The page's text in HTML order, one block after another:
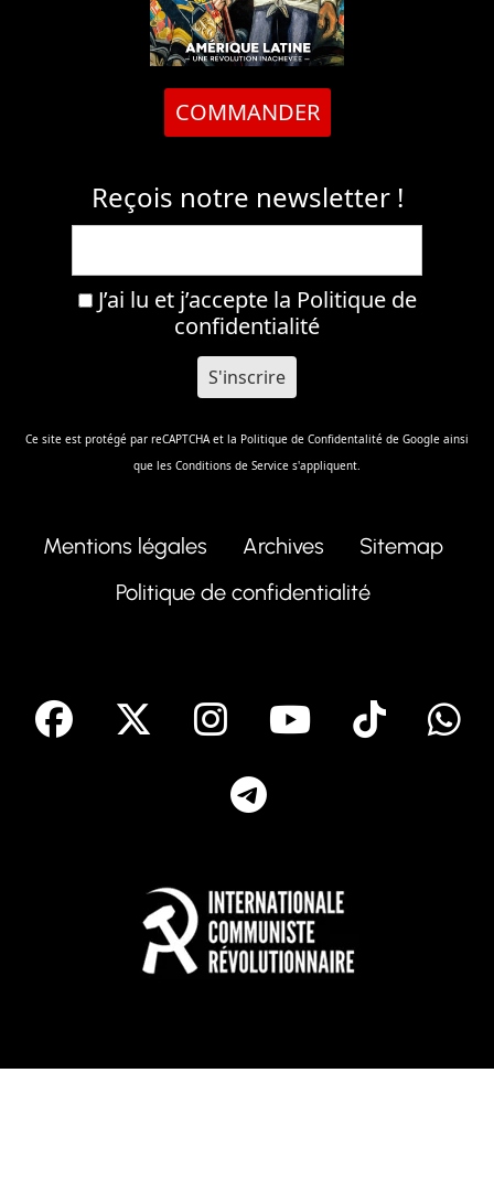
COMMANDER
Reçois notre newsletter !
J’ai lu et j’accepte la Politique de
confidentialité
Ce site est protégé par reCAPTCHA et la Politique de Confidentalité de Google ainsi
que les Conditions de Service s'appliquent.
Mentions légales Archives
Sitemap
Politique de confidentialité
facebook Instagram
Youtube
Tik